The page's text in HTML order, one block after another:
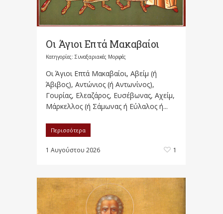
Οι Άγιοι Επτά Μακαβαίοι
Κατηγορίες: Συναξαριακές Μορφές
Οι Άγιοι Επτά Μακαβαίοι, Αβείμ (ή
Άβιβος), Αντώνιος (ή Αντωνίνος),
Γουρίας, Ελεαζάρος, Ευσέβωνας, Αχείμ,
Μάρκελλος (ή Σάμωνας ή Εύλαλος ή...
Περισσότερα
1 Αυγούστου 2026 1